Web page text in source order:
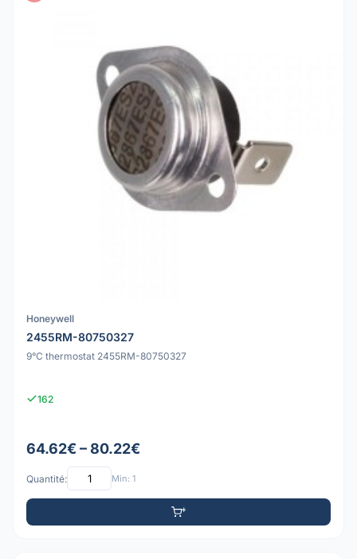
Honeywell
2455RM-80750327
9°C thermostat 2455RM-80750327
162
64.62€ – 80.22€
Quantité: Min: 1